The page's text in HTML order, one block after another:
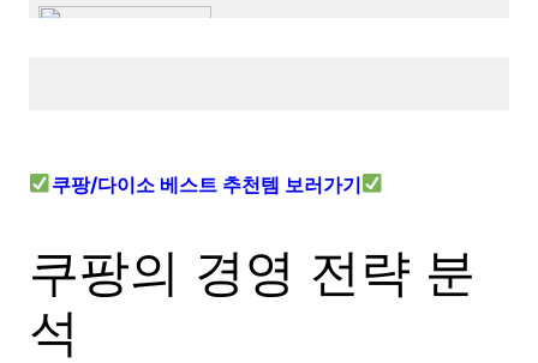
쿠팡/다이소 베스트 추천템 보러가기
쿠팡의 경영 전략 분
석